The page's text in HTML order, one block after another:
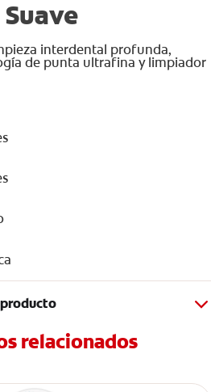
interdental profunda,
de punta ultrafina y limpiador
relacionados